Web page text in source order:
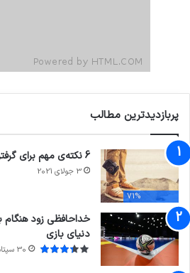
پربازدیدترین مطالب
71%
6 نکته‌ی مهم برای گرفتن عکس‌های جذاب‌تر در سفر
3 جولای 2021
خداحافظی زود هنگام
دنیای بازی
30 سپتامبر 2021